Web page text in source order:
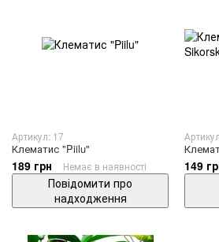
Артикул: 17
Клематис "Piilu"
189 грн Немає в наявності
Повідомити про
надходження
149